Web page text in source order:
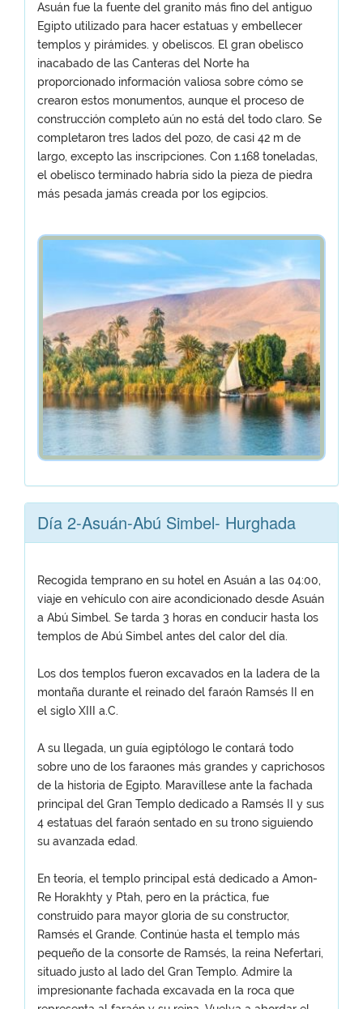
Asuán fue la fuente del granito más fino del antiguo
Egipto utilizado para hacer estatuas y embellecer
templos y pirámides. y obeliscos. El gran obelisco
inacabado de las Canteras del Norte ha
proporcionado información valiosa sobre cómo se
crearon estos monumentos, aunque el proceso de
construcción completo aún no está del todo claro. Se
completaron tres lados del pozo, de casi 42 m de
largo, excepto las inscripciones. Con 1.168 toneladas,
el obelisco terminado habría sido la pieza de piedra
más pesada jamás creada por los egipcios.
Día 2-Asuán-Abú Simbel- Hurghada
Recogida temprano en su hotel en Asuán a las 04:00,
viaje en vehículo con aire acondicionado desde Asuán
a Abú Simbel. Se tarda 3 horas en conducir hasta los
templos de Abú Simbel antes del calor del día.
Los dos templos fueron excavados en la ladera de la
montaña durante el reinado del faraón Ramsés II en
el siglo XIII a.C.
A su llegada, un guía egiptólogo le contará todo
sobre uno de los faraones más grandes y caprichosos
de la historia de Egipto. Maravíllese ante la fachada
principal del Gran Templo dedicado a Ramsés II y sus
4 estatuas del faraón sentado en su trono siguiendo
su avanzada edad.
En teoría, el templo principal está dedicado a Amon-
Re Horakhty y Ptah, pero en la práctica, fue
construido para mayor gloria de su constructor,
Ramsés el Grande. Continúe hasta el templo más
pequeño de la consorte de Ramsés, la reina Nefertari,
situado justo al lado del Gran Templo. Admire la
impresionante fachada excavada en la roca que